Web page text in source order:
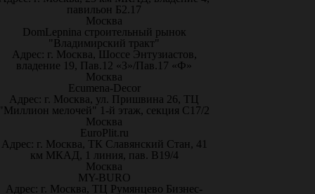
павильон Б2.17
Москва
DomLepnina строительный рынок
"Владимирский тракт"
Адрес: г. Москва, Шоссе Энтузиастов,
владение 19, Пав.12 «З»/Пав.17 «Ф»
Москва
Ecumena-Decor
Адрес: г. Москва, ул. Пришвина 26, ТЦ
мелочей" 1-й этаж, секция С17/2
Москва
EuroPlit.ru
Адрес: г. Москва, ТК Славянский Стан, 41
км МКАД, 1 линия, пав. В19/4
Москва
MY-BURO
Адрес: г. Москва, ТЦ Румянцево Бизнес-